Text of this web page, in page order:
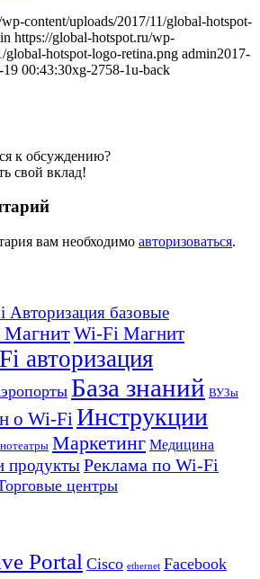
content/uploads/2017/11/global-hotspot-
https://global-hotspot.ru/wp-
global-hotspot-logo-retina.png admin2017-
19 00:43:30xg-2758-1u-back
к обсуждению?
свой вклад!
вам необходимо авторизоваться.
Авторизация базовые
Wi-Fi Магнит
авторизация
База знаний ВУЗы
о Wi-FiИнструкции
Маркетинг Медицина
продуктыРеклама по Wi-Fi
центры
Portal Cisco ethernet Facebook